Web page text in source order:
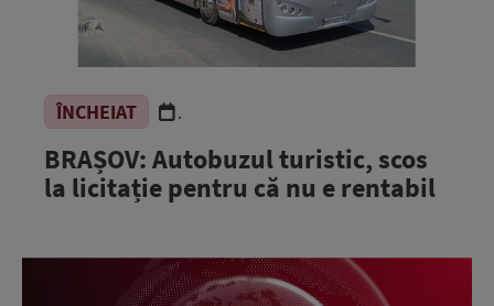
ÎNCHEIAT .
BRAȘOV: Autobuzul turistic, scos
la licitație pentru că nu e rentabil